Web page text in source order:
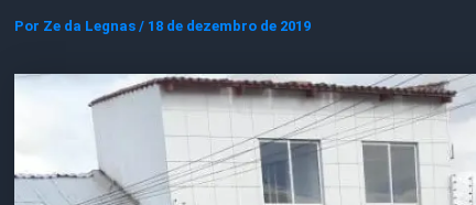
Por Ze da Legnas / 18 de dezembro de 2019